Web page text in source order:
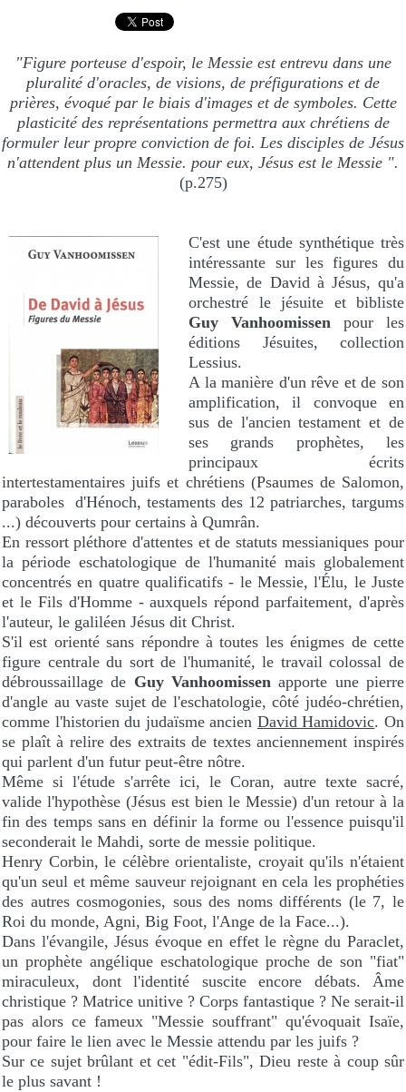
"Figure porteuse d'espoir, le Messie est entrevu dans une
pluralité d'oracles, de visions, de préfigurations et de
prières, évoqué par le biais d'images et de symboles. Cette
plasticité des représentations permettra aux chrétiens de
formuler leur propre conviction de foi. Les disciples de Jésus
n'attendent plus un Messie. pour eux, Jésus est le Messie ".
(p.275)
C'est une étude synthétique très
intéressante sur les figures du
Messie, de David à Jésus, qu'a
orchestré le jésuite et bibliste
Guy Vanhoomissen pour les
éditions Jésuites, collection
Lessius.
A la manière d'un rêve et de son
amplification, il convoque en
sus de l'ancien testament et de
ses grands prophètes, les
principaux écrits
intertestamentaires juifs et chrétiens (Psaumes de Salomon,
paraboles d'Hénoch, testaments des 12 patriarches, targums
...) découverts pour certains à Qumrân.
En ressort pléthore d'attentes et de statuts messianiques pour
la période eschatologique de l'humanité mais globalement
concentrés en quatre qualificatifs - le Messie, l'Élu, le Juste
et le Fils d'Homme - auxquels répond parfaitement, d'après
l'auteur, le galiléen Jésus dit Christ.
S'il est orienté sans répondre à toutes les énigmes de cette
figure centrale du sort de l'humanité, le travail colossal de
débroussaillage de Guy Vanhoomissen apporte une pierre
d'angle au vaste sujet de l'eschatologie, côté judéo-chrétien,
comme l'historien du judaïsme ancien David Hamidovic. On
se plaît à relire des extraits de textes anciennement inspirés
qui parlent d'un futur peut-être nôtre.
Même si l'étude s'arrête ici, le Coran, autre texte sacré,
valide l'hypothèse (Jésus est bien le Messie) d'un retour à la
fin des temps sans en définir la forme ou l'essence puisqu'il
seconderait le Mahdi, sorte de messie politique.
Henry Corbin, le célèbre orientaliste, croyait qu'ils n'étaient
qu'un seul et même sauveur rejoignant en cela les prophéties
des autres cosmogonies, sous des noms différents (le 7, le
Roi du monde, Agni, Big Foot, l'Ange de la Face...).
Dans l'évangile, Jésus évoque en effet le règne du Paraclet,
un prophète angélique eschatologique proche de son "fiat"
miraculeux, dont l'identité suscite encore débats. Âme
christique ? Matrice unitive ? Corps fantastique ? Ne serait-il
pas alors ce fameux "Messie souffrant" qu'évoquait Isaïe,
pour faire le lien avec le Messie attendu par les juifs ?
Sur ce sujet brûlant et cet "édit-Fils", Dieu reste à coup sûr
le plus savant !